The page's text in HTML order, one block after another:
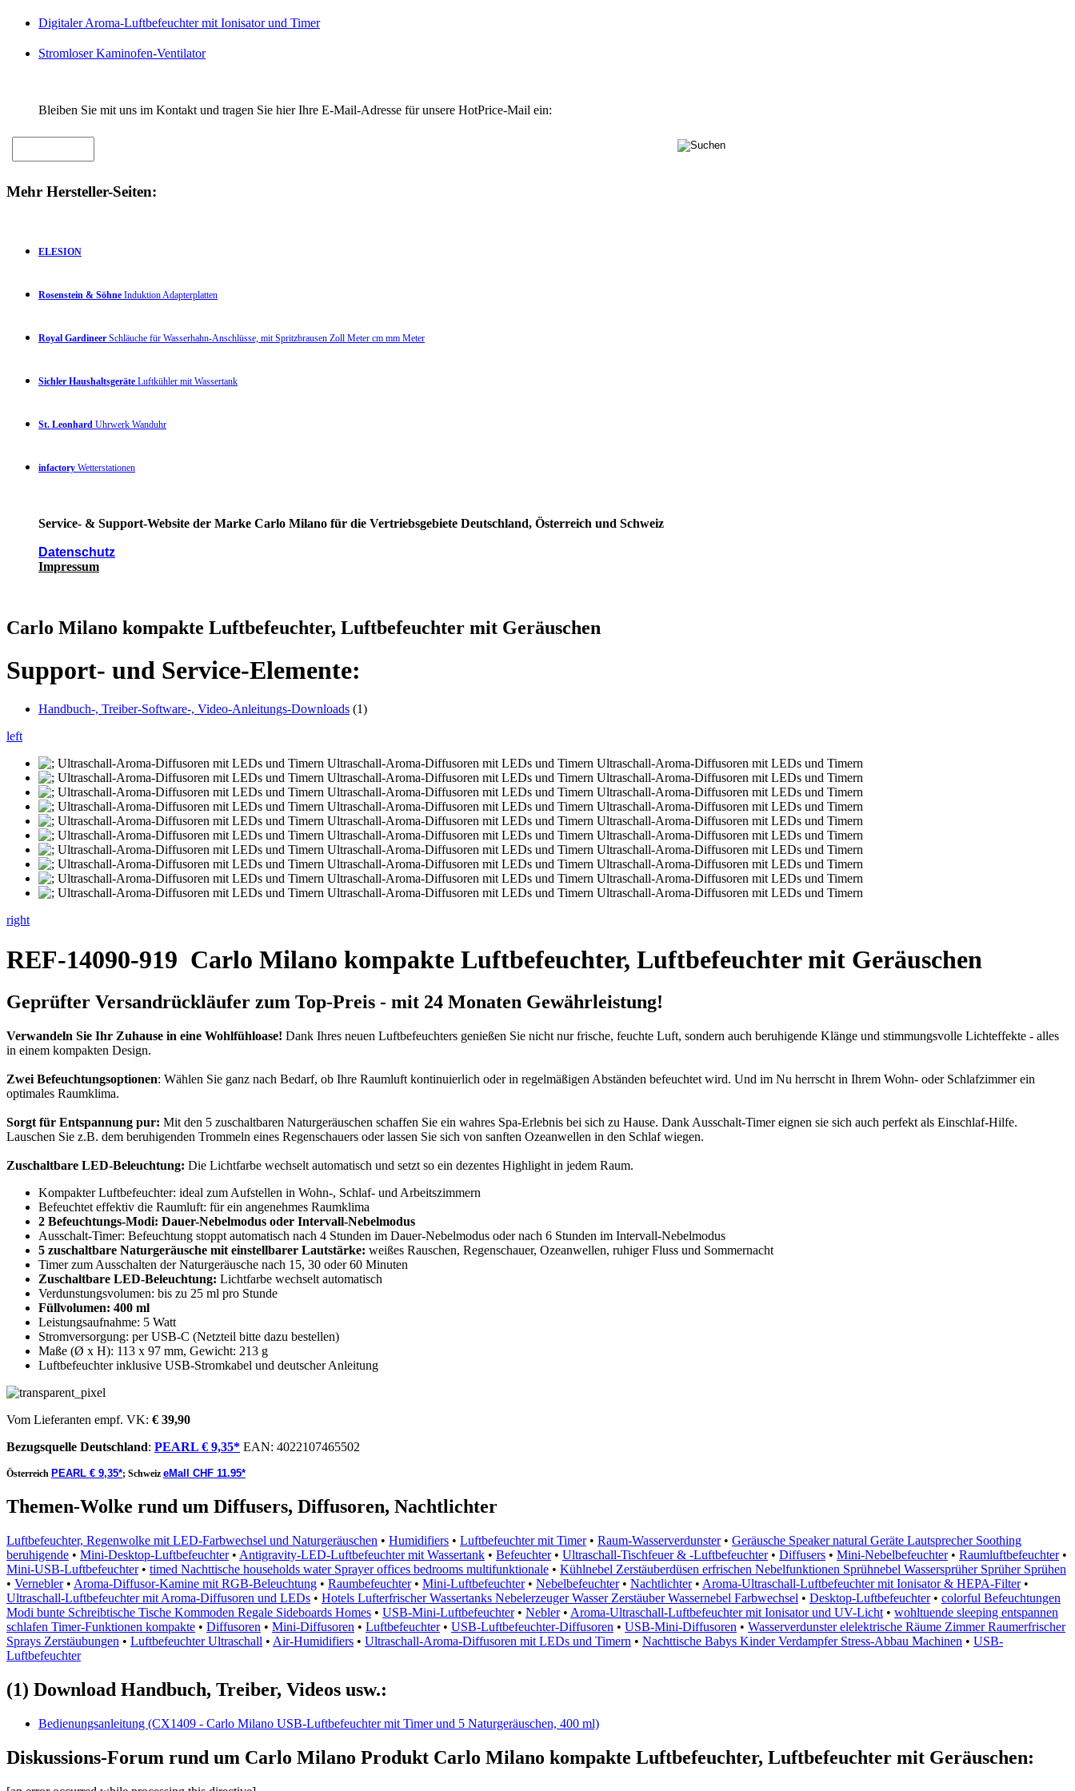
Digitaler Aroma-Luftbefeuchter mit Ionisator und Timer
Stromloser Kaminofen-Ventilator
Bleiben Sie mit uns im Kontakt und tragen Sie hier Ihre E-Mail-Adresse für unsere HotPrice-Mail ein:
Mehr Hersteller-Seiten:
ELESION
Rosenstein & Söhne Induktion Adapterplatten
Royal Gardineer Schläuche für Wasserhahn-Anschlüsse, mit Spritzbrausen Zoll Meter cm mm Meter
Sichler Haushaltsgeräte Luftkühler mit Wassertank
St. Leonhard Uhrwerk Wanduhr
infactory Wetterstationen
Service- & Support-Website der Marke Carlo Milano für die Vertriebsgebiete Deutschland, Österreich und Schweiz
Datenschutz
Impressum
Carlo Milano kompakte Luftbefeuchter, Luftbefeuchter mit Geräuschen
Support- und Service-Elemente:
Handbuch-, Treiber-Software-, Video-Anleitungs-Downloads (1)
left
right
REF-14090-919 Carlo Milano kompakte Luftbefeuchter, Luftbefeuchter mit Geräuschen
Geprüfter Versandrückläufer zum Top-Preis - mit 24 Monaten Gewährleistung!
Verwandeln Sie Ihr Zuhause in eine Wohlfühloase! Dank Ihres neuen Luftbefeuchters genießen Sie nicht nur frische, feuchte Luft, sondern auch beruhigende Klänge und stimmungsvolle Lichteffekte - alles
in einem kompakten Design.
Zwei Befeuchtungsoptionen: Wählen Sie ganz nach Bedarf, ob Ihre Raumluft kontinuierlich oder in regelmäßigen Abständen befeuchtet wird. Und im Nu herrscht in Ihrem Wohn- oder Schlafzimmer ein
optimales Raumklima.
Sorgt für Entspannung pur: Mit den 5 zuschaltbaren Naturgeräuschen schaffen Sie ein wahres Spa-Erlebnis bei sich zu Hause. Dank Ausschalt-Timer eignen sie sich auch perfekt als Einschlaf-Hilfe.
Lauschen Sie z.B. dem beruhigenden Trommeln eines Regenschauers oder lassen Sie sich von sanften Ozeanwellen in den Schlaf wiegen.
Zuschaltbare LED-Beleuchtung: Die Lichtfarbe wechselt automatisch und setzt so ein dezentes Highlight in jedem Raum.
Kompakter Luftbefeuchter: ideal zum Aufstellen in Wohn-, Schlaf- und Arbeitszimmern
Befeuchtet effektiv die Raumluft: für ein angenehmes Raumklima
2 Befeuchtungs-Modi: Dauer-Nebelmodus oder Intervall-Nebelmodus
Ausschalt-Timer: Befeuchtung stoppt automatisch nach 4 Stunden im Dauer-Nebelmodus oder nach 6 Stunden im Intervall-Nebelmodus
5 zuschaltbare Naturgeräusche mit einstellbarer Lautstärke: weißes Rauschen, Regenschauer, Ozeanwellen, ruhiger Fluss und Sommernacht
Timer zum Ausschalten der Naturgeräusche nach 15, 30 oder 60 Minuten
Zuschaltbare LED-Beleuchtung: Lichtfarbe wechselt automatisch
Verdunstungsvolumen: bis zu 25 ml pro Stunde
Füllvolumen: 400 ml
Leistungsaufnahme: 5 Watt
Stromversorgung: per USB-C (Netzteil bitte dazu bestellen)
Maße (Ø x H): 113 x 97 mm, Gewicht: 213 g
Luftbefeuchter inklusive USB-Stromkabel und deutscher Anleitung
Vom Lieferanten empf. VK: € 39,90
Bezugsquelle Deutschland: PEARL € 9,35* EAN: 4022107465502
Österreich PEARL € 9,35*; Schweiz eMall CHF 11.95*
Themen-Wolke rund um Diffusers, Diffusoren, Nachtlichter
Luftbefeuchter, Regenwolke mit LED-Farbwechsel und Naturgeräuschen • Humidifiers • Luftbefeuchter mit Timer• Raum-Wasserverdunster• Geräusche Speaker natural Geräte Lautsprecher Soothing
beruhigende • Mini-Desktop-Luftbefeuchter• Antigravity-LED-Luftbefeuchter mit Wassertank • Befeuchter• Ultraschall-Tischfeuer & -Luftbefeuchter• Diffusers • Mini-Nebelbefeuchter• Raumluftbefeuchter•
Mini-USB-Luftbefeuchter• timed Nachttische households water Sprayer offices bedrooms multifunktionale • Kühlnebel Zerstäuberdüsen erfrischen Nebelfunktionen Sprühnebel Wassersprüher Sprüher Sprühen
• Vernebler• Aroma-Diffusor-Kamine mit RGB-Beleuchtung • Raumbefeuchter• Mini-Luftbefeuchter• Nebelbefeuchter• Nachtlichter• Aroma-Ultraschall-Luftbefeuchter mit Ionisator & HEPA-Filter•
Ultraschall-Luftbefeuchter mit Aroma-Diffusoren und LEDs • Hotels Lufterfrischer Wassertanks Nebelerzeuger Wasser Zerstäuber Wassernebel Farbwechsel • Desktop-Luftbefeuchter• colorful Befeuchtungen
Modi bunte Schreibtische Tische Kommoden Regale Sideboards Homes • USB-Mini-Luftbefeuchter• Nebler• Aroma-Ultraschall-Luftbefeuchter mit Ionisator und UV-Licht • wohltuende sleeping entspannen
schlafen Timer-Funktionen kompakte • Diffusoren • Mini-Diffusoren • Luftbefeuchter• USB-Luftbefeuchter-Diffusoren • USB-Mini-Diffusoren • Wasserverdunster elelektrische Räume Zimmer Raumerfrischer
Sprays Zerstäubungen • Luftbefeuchter Ultraschall • Air-Humidifiers • Ultraschall-Aroma-Diffusoren mit LEDs und Timern • Nachttische Babys Kinder Verdampfer Stress-Abbau Machinen • USB-
Luftbefeuchter
(1) Download Handbuch, Treiber, Videos usw.:
Bedienungsanleitung (CX1409 - Carlo Milano USB-Luftbefeuchter mit Timer und 5 Naturgeräuschen, 400 ml)
Diskussions-Forum rund um Carlo Milano Produkt Carlo Milano kompakte Luftbefeuchter, Luftbefeuchter mit Geräuschen: